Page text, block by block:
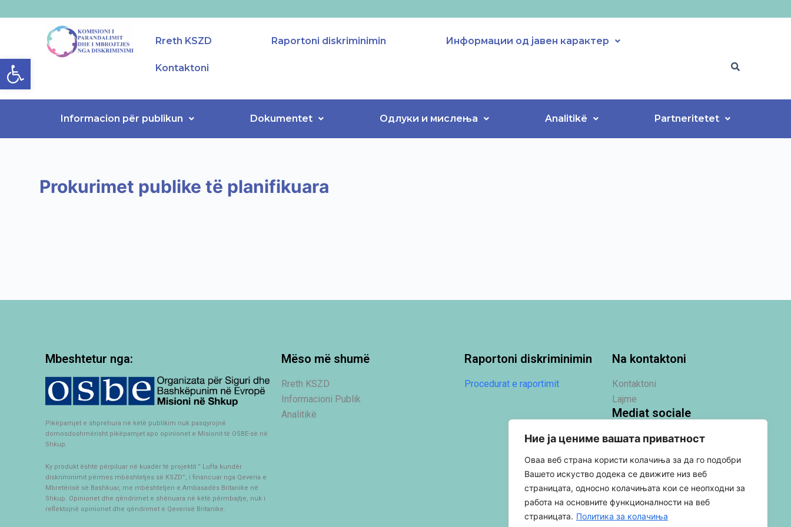
Open toolbar
Ние ја цениме вашата приватност
Оваа веб страна користи колачиња за да го подобри
Вашето искуство додека се движите низ веб
страницата, односно колачињата кои се неопходни за
работа на основните функционалности на веб
страницата. Политика за колачиња
p
t
o
n
Rreth KSZD Raportoni diskriminimin Информации од јавен карактер
Kontaktoni
Informacion për publikun Dokumentet Одлуки и мислења Analitikë Partneritetet
Prokurimet publike të planifikuara
Mbeshtetur nga:
Pikëpamjet e shprehura në këtë publikim nuk pasqyrojnë
domosdoshmërisht pikëpamjet apo opinionet e Misionit të OSBE-së në
Shkup.
Ky produkt është përpiluar në kuadër të projektit ” Lufta kundër
diskriminimit përmes mbështetjes së KSZD”, i financuar nga Qeveria e
Mbretërisë së Bashkuar, me mbështetjen e Ambasadës Britanike në
Shkup. Opinionet dhe qëndrimet e shënuara në këtë përmbajtje, nuk i
reflektojnë opinionet dhe qëndrimet e Qeverisë Britanike.
Mëso më shumë
Rreth KSZD
Informacioni Publik
Analitikë
Raportoni diskriminimin
Procedurat e raportimit
Na kontaktoni
Кontaktoni
Lajme
Mediat sociale